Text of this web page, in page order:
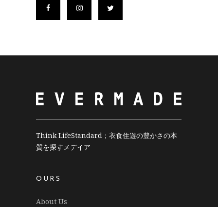
Think LifeStandard；衣食住遊の豊かさの本
質を探すメデイア
OURS
About Us